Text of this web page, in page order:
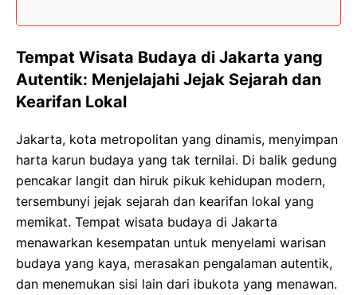
Tempat Wisata Budaya di Jakarta yang
Autentik: Menjelajahi Jejak Sejarah dan
Kearifan Lokal
Jakarta, kota metropolitan yang dinamis, menyimpan
harta karun budaya yang tak ternilai. Di balik gedung
pencakar langit dan hiruk pikuk kehidupan modern,
tersembunyi jejak sejarah dan kearifan lokal yang
memikat. Tempat wisata budaya di Jakarta
menawarkan kesempatan untuk menyelami warisan
budaya yang kaya, merasakan pengalaman autentik,
dan menemukan sisi lain dari ibukota yang menawan.